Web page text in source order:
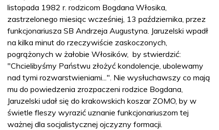
listopada 1982 r. rodzicom Bogdana Włosika,
zastrzelonego miesiąc wcześniej, 13 października, przez
funkcjonariusza SB Andrzeja Augustyna. Jaruzelski wpadł
na kilka minut do rzeczywiście zaskoczonych,
pogrążonych w żałobie Włosików, by stwierdzić:
"Chcielibyśmy Państwu złożyć kondolencje, ubolewamy
nad tymi rozwarstwieniami...". Nie wysłuchawszy co mają
mu do powiedzenia zrozpaczeni rodzice Bogdana,
Jaruzelski udał się do krakowskich koszar ZOMO, by w
świetle fleszy wyrazić uznanie funkcjonariuszom tej
ważnej dla socjalistycznej ojczyzny formacji.